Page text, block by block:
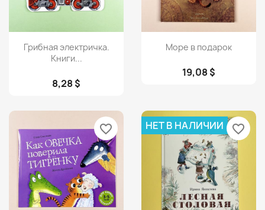
Просмотр
Грибная электричка.
Книги...
8,28 $
Просмотр
Море в подарок
19,08 $
favorite_border НЕТ В НАЛИЧИИ favorite_border